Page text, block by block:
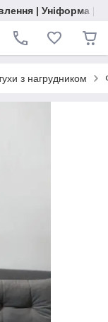
| Уніформа |
з нагрудником